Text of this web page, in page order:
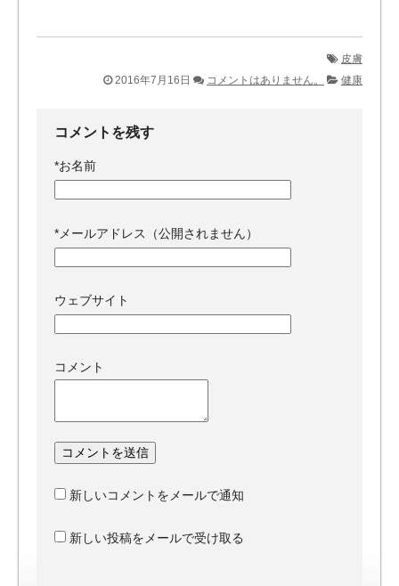
皮膚
2016年7月16日
コメントはありません。 健康
コメントを残す
*お名前
* メールアドレス（公開されません）
ウェブサイト
コメント
新しいコメントをメールで通知
新しい投稿をメールで受け取る